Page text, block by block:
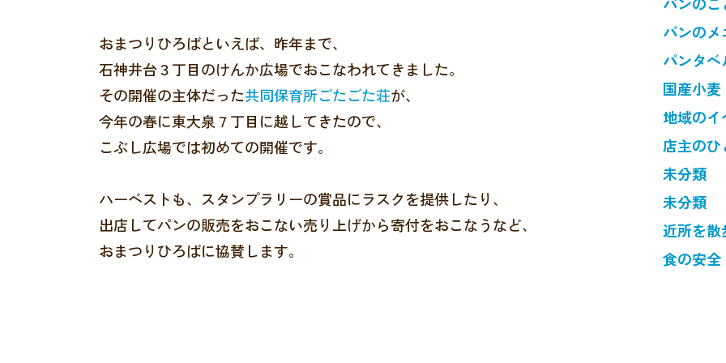
おまつりひろばといえば、昨年まで、
石神井台３丁目のけんか広場でおこなわれてきました。
その開催の主体だった共同保育所ごたごた荘が、
今年の春に東大泉７丁目に越してきたので、
こぶし広場では初めての開催です。
ハーベストも、スタンプラリーの賞品にラスクを提供したり、
出店してパンの販売をおこない売り上げから寄付をおこなうなど、
おまつりひろばに協賛します。
パンのメ
パンタベ
国産小麦
地域のイ
店主のひ
未分類
未分類
近所を散
食の安全